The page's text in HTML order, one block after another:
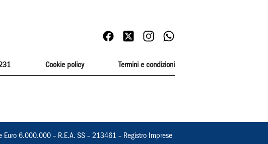
Cookie policy Termini e condizioni
6.000.000 – R.E.A. SS – 213461 – Registro Imprese